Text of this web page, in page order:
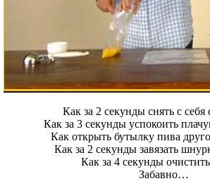
Как за 2 секунды снять с
Как за 3 секунды успокоить
Как открыть бутылку пива
Как за 2 секунды завязать
Как за 4 секунды
Забавно…